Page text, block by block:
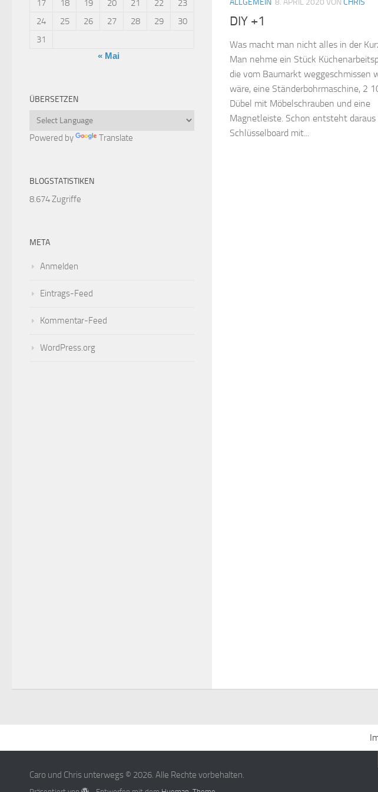
ALLGEMEIN 8. APRIL 2020 VON CHRIS
DIY +1
Was macht man nicht alles in der
Man nehme ein Stück
die vom Baumarkt weggeschmissen
wäre, eine Ständerbohrmaschine, 2
Dübel mit Möbelschrauben und eine
Magnetleiste. Schon entsteht daraus
Schlüsselboard mit...
17
18 19 20 21 22
23
24
25 26 27 28 29
30
31
« Mai
ÜBERSETZEN
Powered by Translate
BLOGSTATISTIKEN
8.674 Zugriffe
META
Anmelden
Eintrags-Feed
Kommentar-Feed
WordPress.org
Caro und Chris unterwegs © 2026. Alle Rechte vorbehalten.